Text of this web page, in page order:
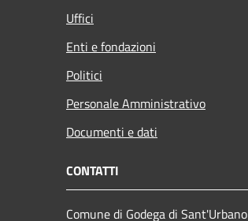
Uffici
Enti e fondazioni
Politici
Personale Amministrativo
Documenti e dati
CONTATTI
Comune di Godega di Sant'Urbano